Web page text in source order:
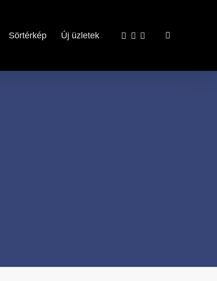
Sörtérkép Új üzletek
x- facebook
email